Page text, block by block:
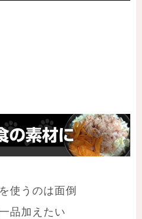
使うのは面倒
品加えたい